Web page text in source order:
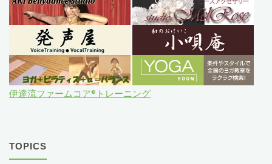
伊達流ファームコア®トレーニング
TOPICS